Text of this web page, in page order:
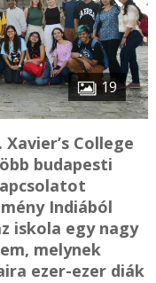
19
College
budapesti
Indiából
iskola egy nagy
melynek
ezer-ezer diák